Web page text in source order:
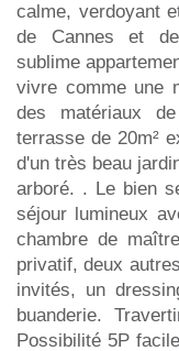
calme, verdoyant
de Cannes et
sublime
vivre comme une
des matériaux
terrasse de 20m²
d'un très beau
arboré. . Le bien
séjour lumineux
chambre de
privatif, deux
invités, un
buanderie.
Possibilité 5P